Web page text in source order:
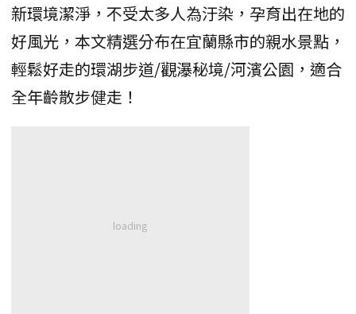
新環境潔淨，不受太多人為汙染，孕育出在地的
好風光，本文精選分布在宜蘭縣市的親水景點，
輕鬆好走的環湖步道/觀瀑秘境/河濱公園，適合
全年齡散步健走！